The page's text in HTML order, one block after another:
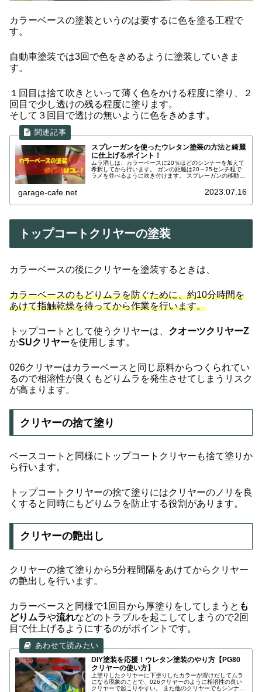
カラーベースの塗装というのは要するに色を塗る工程で
す。
自動車塗装では3回で色をきめるように塗装していきま
す。
１回目は捨て吹きといって薄く色をかける程度に塗り、２
回目で少し透けの残る程度に塗ります。
そして３回目で透けの無いように色をきめます。
スプレーガンを使ったウレタン塗装の方法と綺麗
に仕上げるポイント！
ムラ消しは、カラーベースに20％ほどのシンナーを加えて
希釈してから行います。 ガンの距離は20～25センチ程で
ラメを並べるように吹き付けます。 スプレーガンの移動が
garage-cafe.net 2023.07.16
トップコートクリヤーの塗装
カラーベースの後にクリヤーを塗装するときは、
カラーベースのもどりムラを防ぐために、約10分時間を
あけて指触乾燥を待ってから作業を行います。
トップコートとして使うクリヤーは、 クオーツクリヤーZ
かSUクリヤーを使用します。
026クリヤーはカラーベースと同じ原料からつくられてい
るので相溶性が良くもどりムラを発生させてしまうリスク
が高まります。
クリヤーの捨て塗り
ベースコートと同様にトップコートクリヤーも捨て塗りか
ら行います。
トップコートクリヤーの捨て塗りにはクリヤーのノリを良
くすると同時にもどりムラを防止する役割があります。
クリヤーの艶出し
クリヤーの捨て塗りから5分程間隔をあけてからクリヤー
の艶出しを行います。
カラーベースと同様で1回目から厚塗りをしてしまうと も
どりムラや流れなどのトラブルを起こしてしまうので2回
目で仕上げるようにするのがポイントです。
DIY塗装を応援！ウレタン塗装のやり方【PG80
クリヤーの使い方】
上塗りしたクリヤーに下塗りしたカラーが溶けだしてムラ
になる現象のことで、026クリヤーのように相溶性の良い
クリヤーで起こりやすい。 また他のクリヤーでもシンナー